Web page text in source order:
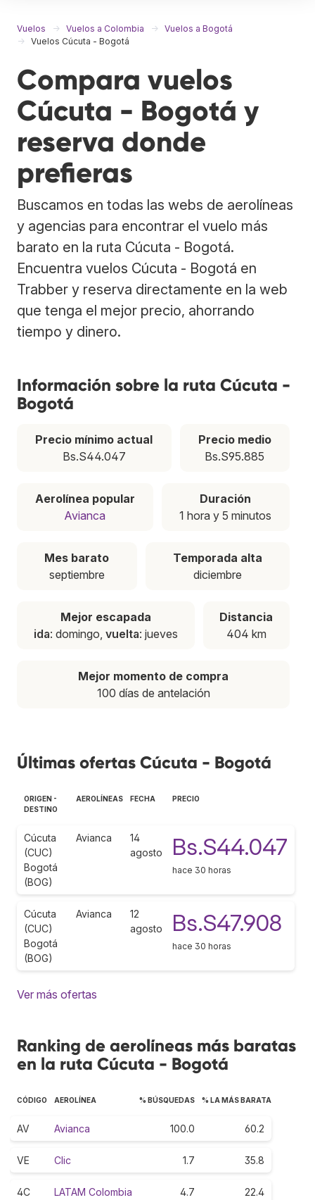
Vuelos Vuelos a Colombia
Vuelos a Bogotá
Vuelos Cúcuta - Bogotá
Compara vuelos
Cúcuta - Bogotá y
reserva donde
prefieras
Buscamos en todas las webs de aerolíneas
y agencias para encontrar el vuelo más
barato en la ruta Cúcuta - Bogotá.
Encuentra vuelos Cúcuta - Bogotá en
Trabber y reserva directamente en la web
que tenga el mejor precio, ahorrando
tiempo y dinero.
Información sobre la ruta Cúcuta -
Bogotá
Precio mínimo actual
Bs.S44.047
Precio medio
Bs.S95.885
Aerolínea popular
Avianca
Duración
1 hora y 5 minutos
Mes barato
septiembre
Temporada alta
diciembre
Mejor escapada
ida: domingo, vuelta: jueves
Distancia
404 km
Mejor momento de compra
100 días de antelación
Últimas ofertas Cúcuta - Bogotá
ORIGEN -
DESTINO
AEROLÍNEAS FECHA PRECIO
Cúcuta
(CUC)
Bogotá
(BOG)
Avianca
14
agosto
Bs.S44.047
hace 30 horas
Cúcuta
(CUC)
Bogotá
(BOG)
Avianca
12
agosto
Bs.S47.908
hace 30 horas
Ver más ofertas
Ranking de aerolíneas más baratas
en la ruta Cúcuta - Bogotá
CÓDIGO AEROLÍNEA % BÚSQUEDAS % LA MÁS BARATA
AV Avianca 100.0 60.2
VE Clic 1.7 35.8
4C LATAM Colombia 4.7 22.4